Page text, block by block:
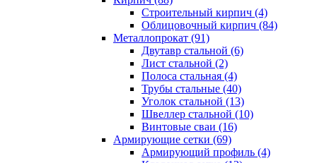
Строительный кирпич (4)
Облицовочный кирпич (84)
Металлопрокат (91)
Двутавр стальной (6)
Лист стальной (2)
Полоса стальная (4)
Трубы стальные (40)
Уголок стальной (13)
Швеллер стальной (10)
Винтовые сваи (16)
Армирующие сетки (69)
Армирующий профиль (4)